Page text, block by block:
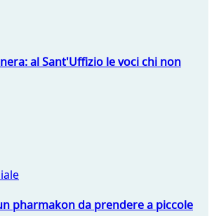
al Sant'Uffizio le voci chi non
pharmakon da prendere a piccole